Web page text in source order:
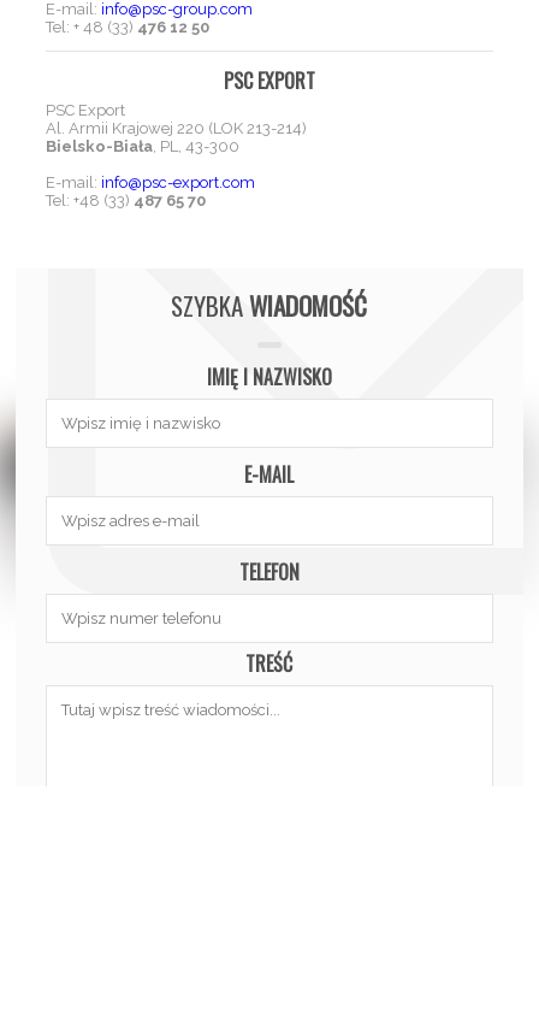
E-mail: info@psc-group.com
Tel: + 48 (33) 476 12 50
PSC EXPORT
PSC Export
​A​l. Armii Krajowej 220 (LOK 213-214)​
Bielsko-Biała , PL, 43-300
E-mail: info@psc-export.com
Tel: +48 (33) 487 65 70
SZYBKAWIADOMOŚĆ
IMIĘ I NAZWISKO
E-MAIL
TELEFON
TREŚĆ